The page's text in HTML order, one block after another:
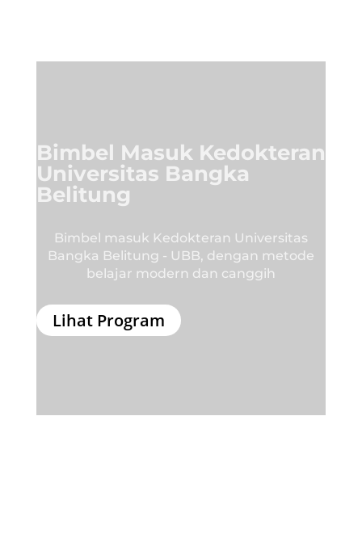
Bimbel Masuk Kedokteran
Universitas Bangka
Belitung
Bimbel masuk Kedokteran Universitas
Bangka Belitung - UBB, dengan metode
belajar modern dan canggih
Lihat Program